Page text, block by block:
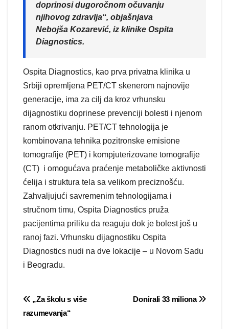
doprinosi dugoročnom očuvanju
njihovog zdravlja“, objašnjava
Nebojša Kozarević, iz klinike Ospita
Diagnostics.
Ospita Diagnostics, kao prva privatna klinika u
Srbiji opremljena PET/CT skenerom najnovije
generacije, ima za cilj da kroz vrhunsku
dijagnostiku doprinese prevenciji bolesti i njenom
ranom otkrivanju. PET/CT tehnologija je
kombinovana tehnika pozitronske emisione
tomografije (PET) i kompjuterizovane tomografije
(CT) i omogućava praćenje metaboličke aktivnosti
ćelija i struktura tela sa velikom preciznošću.
Zahvaljujući savremenim tehnologijama i
stručnom timu, Ospita Diagnostics pruža
pacijentima priliku da reaguju dok je bolest još u
ranoj fazi. Vrhunsku dijagnostiku Ospita
Diagnostics nudi na dve lokacije – u Novom Sadu
i Beogradu.
Post
navigation
Donirali 33 miliona
„Za školu s više
razumevanja“